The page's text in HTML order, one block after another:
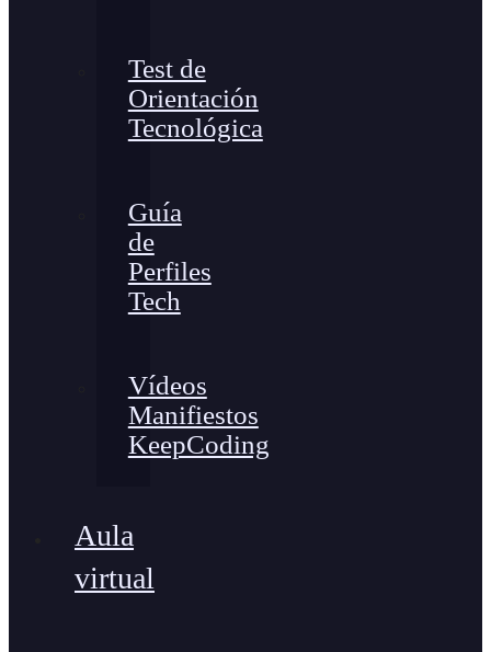
Test de
Orientación
Tecnológica
Guía
de
Perfiles
Tech
Vídeos
Manifiestos
KeepCoding
Aula
virtual